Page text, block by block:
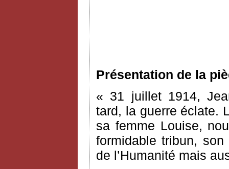
Présentation de la
« 31 juillet 1914,
tard, la guerre éclate.
sa femme Louise,
formidable tribun,
de l’Humanité mais